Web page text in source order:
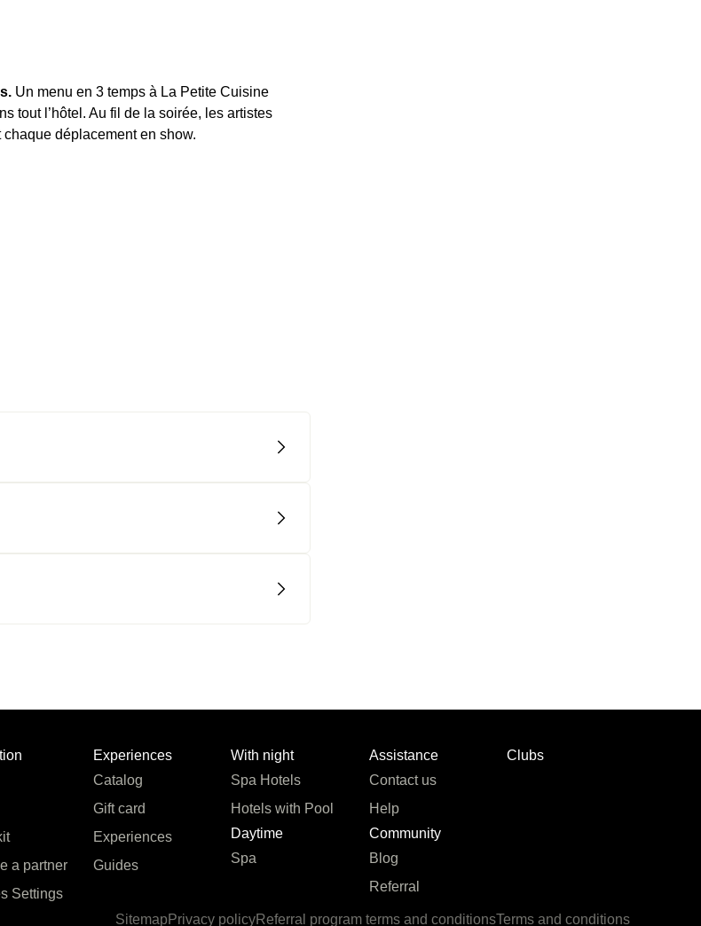
Un menu en 3 temps à La Petite Cuisine
tout l’hôtel. Au fil de la soirée, les artistes
déplacement en show.
a partner
Settings
Experiences
Catalog
Gift card
Experiences
Guides
With night
Spa Hotels
Hotels with Pool
Daytime
Spa
Assistance
Contact us
Help
Community
Blog
Referral
Clubs
SitemapPrivacy policyReferral program terms and conditionsTerms and conditions